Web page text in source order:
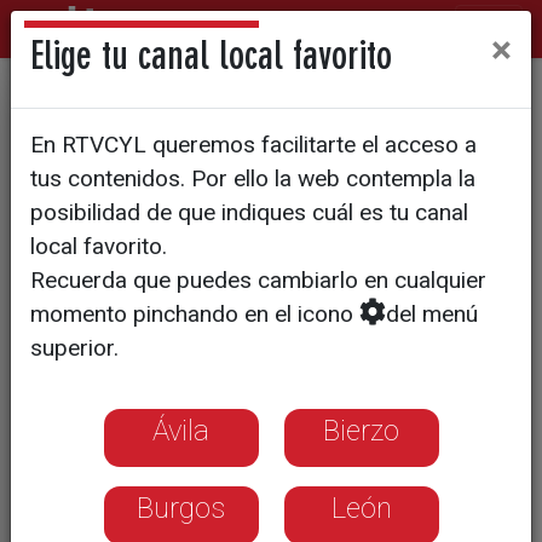
Carrera solidaria de los más
pequeños
Elige tu canal local favorito ×
En RTVCYL queremos facilitarte el acceso a
tus contenidos. Por ello la web contempla la
posibilidad de que indiques cuál es tu canal
local favorito.
Recuerda que puedes cambiarlo en cualquier
momento pinchando en el icono
del menú
superior.
Ávila Bierzo
Burgos León